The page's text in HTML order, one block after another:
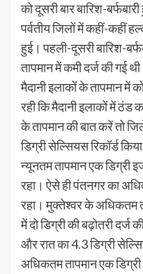
को दूसरी बार बारिश-
पर्वतीय जिलों में कहीं-कहीं
हुई। पहली-दूसरी बारिश-
तापमान में कमी दर्ज की गई
मैदानी इलाकों के तापमान में
रही कि मैदानी इलाकों में
के तापमान की बात करें तो
डिग्री सेल्सियस रिकॉर्ड
न्यूनतम तापमान एक डिग्री
रहा। ऐसे ही पंतनगर का
रहा। मुक्तेश्वर के अधिकतम
में दो डिग्री की बढ़ोतरी
और रात का 4.3 डिग्री
अधिकतम तापमान एक